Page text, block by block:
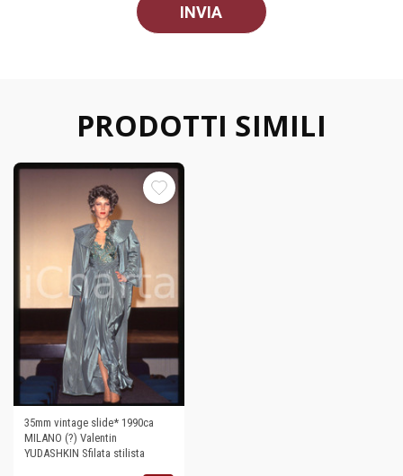
PRODOTTI SIMILI
35mm vintage slide* 1990ca
MILANO (?) Valentin
YUDASHKIN Sfilata stilista